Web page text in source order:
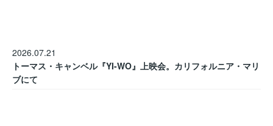
2026.07.21
トーマス・キャンベル『YI-WO』上映会。カリフォルニア・マリ
ブにて